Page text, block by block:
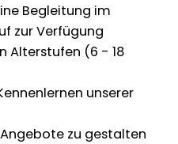
Begleitung im
zur Verfügung
Alterstufen (6 - 18
unserer
zu gestalten